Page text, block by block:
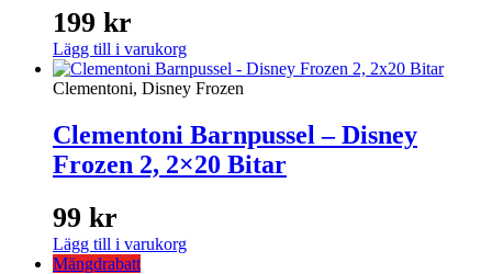
199 kr
Lägg till i varukorg
Clementoni, Disney Frozen
Clementoni Barnpussel – Disney
Frozen 2, 2×20 Bitar
99 kr
Lägg till i varukorg
Mängdrabatt